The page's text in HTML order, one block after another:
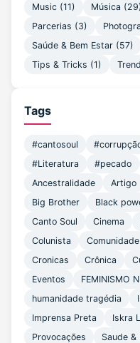
Music (11) Música
Parcerias (3)
Saúde & Bem Estar (57)
Tips & Tricks (1)
Tags
#cantosoul
#Literatura
#pecado
Ancestralidade
Artigo
Big Brother
Black
Canto Soul
Cinema
Colunista
Comunidade
Cronicas
Crônica
Eventos
FEMINISMO
humanidade tragédia
Imprensa Preta
Iskra
Provocações
Saude